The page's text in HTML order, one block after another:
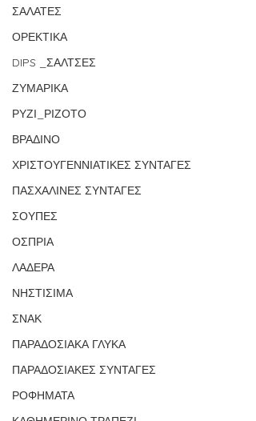
ΣΑΛΑΤΕΣ
ΟΡΕΚΤΙΚΑ
DIPS _ΣΑΛΤΣΕΣ
ΖΥΜΑΡΙΚΑ
ΡΥΖΙ_ΡΙΖΟΤΟ
ΒΡΑΔΙΝΟ
ΧΡΙΣΤΟΥΓΕΝΝΙΑΤΙΚΕΣ ΣΥΝΤΑΓΕΣ
ΠΑΣΧΑΛΙΝΕΣ ΣΥΝΤΑΓΕΣ
ΣΟΥΠΕΣ
ΟΣΠΡΙΑ
ΛΑΔΕΡΑ
ΝΗΣΤΙΣΙΜΑ
ΣΝΑΚ
ΠΑΡΑΔΟΣΙΑΚΑ ΓΛΥΚΑ
ΠΑΡΑΔΟΣΙΑΚΕΣ ΣΥΝΤΑΓΕΣ
ΡΟΦΗΜΑΤΑ